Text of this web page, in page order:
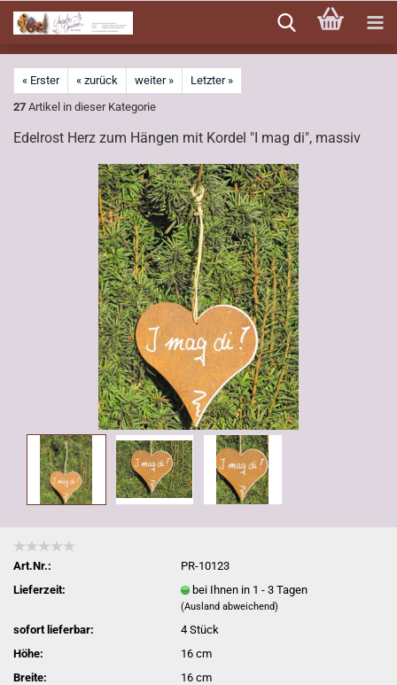
zum
Hauptinhalt
« Erster « zurück weiter »
Letzter »
27 Artikel in dieser Kategorie
Edelrost Herz zum Hängen mit Kordel "I mag di", massiv
Art.Nr.:
PR-10123
Lieferzeit:
bei Ihnen in 1 - 3 Tagen
(Ausland abweichend)
sofort lieferbar: 4Stück
Höhe:
16 cm
Breite:
16 cm